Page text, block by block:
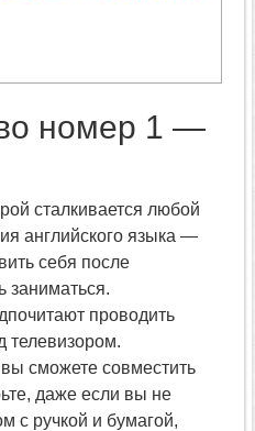
номер 1 —
сталкивается любой
английского языка —
себя после
заниматься.
проводить
телевизором.
сможете совместить
даже если вы не
с ручкой и бумагой,